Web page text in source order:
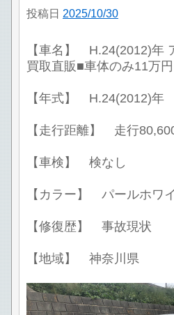
投稿日 2025/10/30
【車名】 H.24(2012)年
買取直販■車体のみ11万円
【年式】 H.24(2012)年
【走行距離】 走行
【車検】 検なし
【カラー】 パールホワ
【修復歴】 事故現状
【地域】 神奈川県